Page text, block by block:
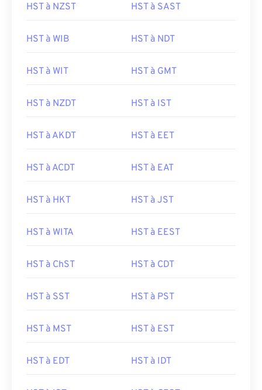
HST à NZST HST à SAST
HST à WIB HST à NDT
HST à WIT HST à GMT
HST à NZDT HST à IST
HST à AKDT HST à EET
HST à ACDT HST à EAT
HST à HKT HST à JST
HST à WITA HST à EEST
HST à ChST HST à CDT
HST à SST HST à PST
HST à MST HST à EST
HST à EDT HST à IDT